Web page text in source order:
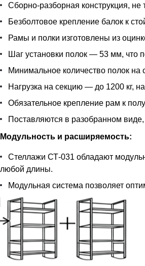
Сборно-разборная конструкция,
Безболтовое крепление балок к
Рамы и полки изготовлены из
Шаг установки полок — 53 мм, что
Минимальное количество полок
Нагрузка на секцию — до 1200 кг,
Обязательное крепление рам к
Поставляются в разобранном
Модульность и расширяемость:
Стеллажи СТ-031 обладают
любой длины.
Модульная система позволяет